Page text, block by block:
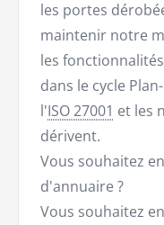
les portes
maintenir notre
les
dans le cycle
l'ISO 27001 et les
dérivent.
Vous souhaitez
d'annuaire ?
Vous souhaitez